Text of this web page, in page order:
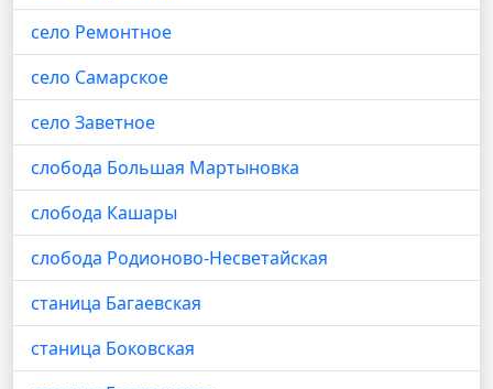
село Ремонтное
село Самарское
село Заветное
слобода Большая Мартыновка
слобода Кашары
слобода Родионово-Несветайская
станица Багаевская
станица Боковская